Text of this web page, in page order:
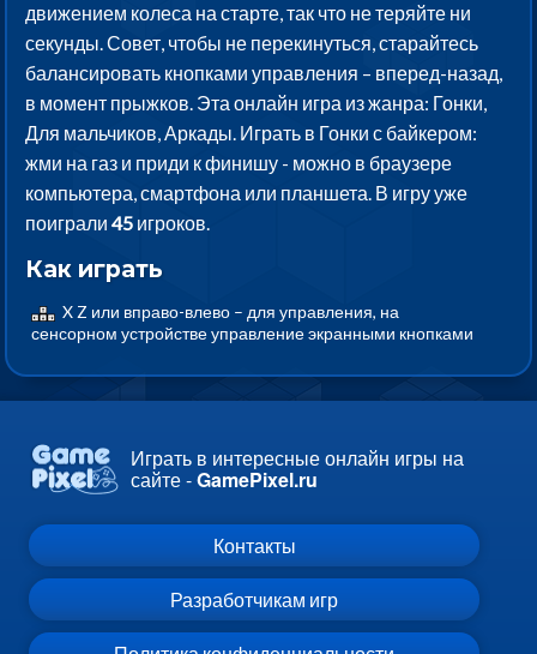
движением колеса на старте, так что не теряйте ни
секунды. Совет, чтобы не перекинуться, старайтесь
балансировать кнопками управления – вперед-назад,
в момент прыжков. Эта онлайн игра из жанра: Гонки,
Для мальчиков, Аркады. Играть в Гонки с байкером:
жми на газ и приди к финишу - можно в браузере
компьютера, смартфона или планшета. В игру уже
поиграли45 игроков.
Как играть
X Z или вправо-влево – для управления, на
сенсорном устройстве управление экранными кнопками
Играть в интересные онлайн игры на
сайте -GamePixel.ru
Контакты
Разработчикам игр